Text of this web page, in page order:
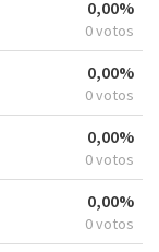
0,00%
0 votos
0,00%
0 votos
0,00%
0 votos
0,00%
0 votos